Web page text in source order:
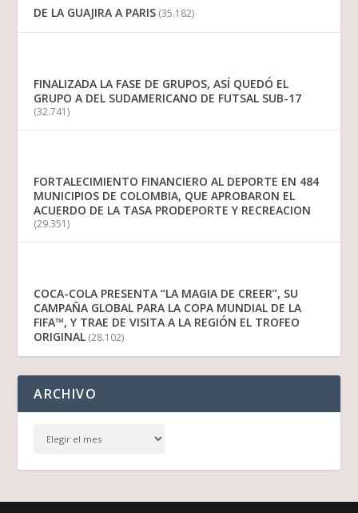
DE LA GUAJIRA A PARIS (35.182)
FINALIZADA LA FASE DE GRUPOS, ASÍ QUEDÓ EL
GRUPO A DEL SUDAMERICANO DE FUTSAL SUB-17
(32.741)
FORTALECIMIENTO FINANCIERO AL DEPORTE EN 484
MUNICIPIOS DE COLOMBIA, QUE APROBARON EL
ACUERDO DE LA TASA PRODEPORTE Y RECREACION
(29.351)
COCA-COLA PRESENTA “LA MAGIA DE CREER”, SU
CAMPAÑA GLOBAL PARA LA COPA MUNDIAL DE LA
FIFA™, Y TRAE DE VISITA A LA REGIÓN EL TROFEO
ORIGINAL (28.102)
ARCHIVO